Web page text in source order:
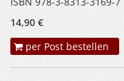
14,90 €
per Post bestellen